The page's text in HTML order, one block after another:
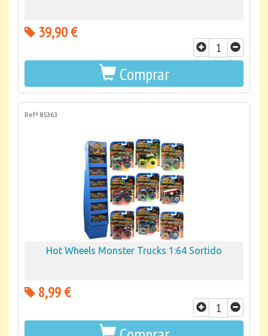
39,90 €
Comprar
Refª 85363
Hot Wheels Monster Trucks 1:64 Sortido
8,99 €